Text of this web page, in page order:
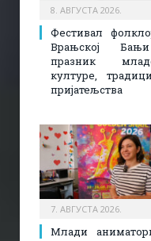
8. АВГУСТА 2026.
Фестивал
Врањској
празник
културе,
пријатељства
7. АВГУСТА 2026.
Млади